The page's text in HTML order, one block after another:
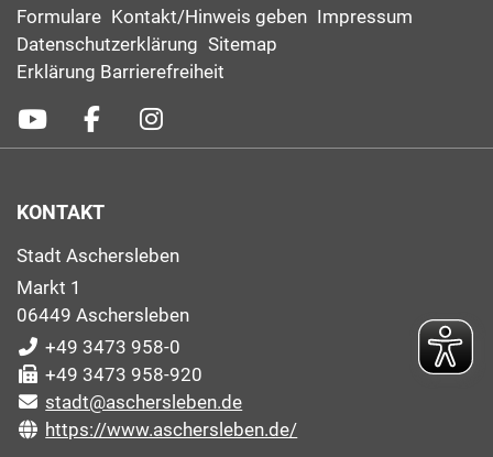
Formulare Kontakt/Hinweis geben Impressum
Datenschutzerklärung Sitemap
Erklärung Barrierefreiheit
KONTAKT
Stadt Aschersleben
Markt 1
06449 Aschersleben
+49 3473 958-0
+49 3473 958-920
stadt@aschersleben.de
https://www.aschersleben.de/